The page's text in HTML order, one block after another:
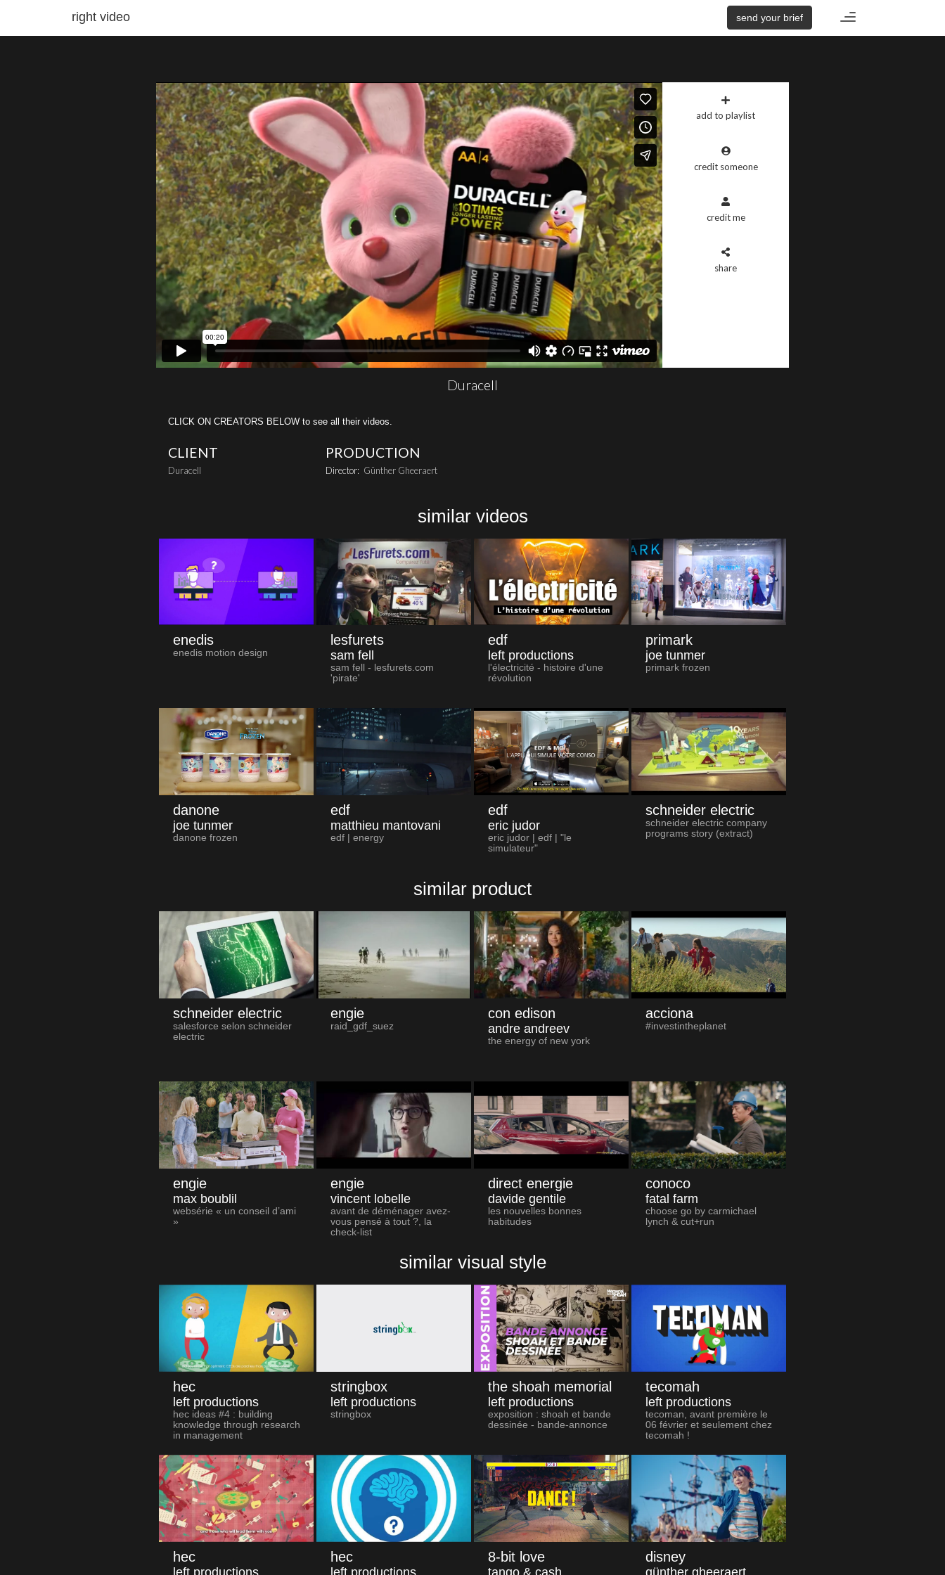
Toggle
send your brief
right video
add to playlist
credit someone
credit me
share
Duracell
CLICK ON CREATORS BELOW to see all their videos.
CLIENT
Duracell
PRODUCTION
Director: Günther Gheeraert
similar videos
enedis
enedis motion design
lesfurets
sam fell
sam fell - lesfurets.com
'pirate'
edf
left productions
l'électricité - histoire d'une
révolution
primark
joe tunmer
primark frozen
danone
joe tunmer
danone frozen
edf
matthieu mantovani
edf | energy
edf
eric judor
eric judor | edf | "le
simulateur"
schneider electric
schneider electric company
programs story (extract)
similar product
schneider electric
salesforce selon schneider
electric
engie
raid_gdf_suez
con edison
andre andreev
the energy of new york
acciona
#investintheplanet
engie
max boublil
websérie « un conseil d’ami
»
engie
vincent lobelle
avant de déménager avez-
vous pensé à tout ?, la
check-list
direct energie
davide gentile
les nouvelles bonnes
habitudes
conoco
fatal farm
choose go by carmichael
lynch & cut+run
similar visual style
hec
left productions
hec ideas #4 : building
knowledge through research
in management
stringbox
left productions
stringbox
the shoah memorial
left productions
exposition : shoah et bande
dessinée - bande-annonce
tecomah
left productions
tecoman, avant première le
06 février et seulement chez
tecomah !
hec
left productions
hec
left productions
8-bit love
tango & cash
disney
günther gheeraert